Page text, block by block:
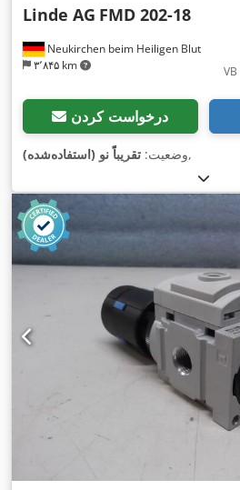
Neukirchen beim Heiligen Blut
۳٬۸۴۵ km
Linde AG FMD 202-18
درخواست کردن
وضعیت: تقریباً نو (استفاده‌شده) ,